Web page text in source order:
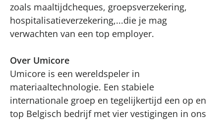
zoals maaltijdcheques, groepsverzekering,
hospitalisatieverzekering,...die je mag
verwachten van een top employer.
Over Umicore
Umicore is een wereldspeler in
materiaaltechnologie. Een stabiele
internationale groep en tegelijkertijd een op en
top Belgisch bedrijf met vier vestigingen in ons